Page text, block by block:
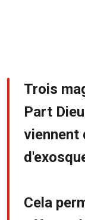
Trois
Part
viennent
Cela